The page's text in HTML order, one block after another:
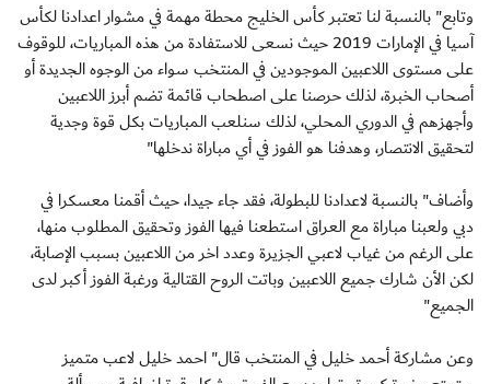
وتابع" بالنسبة لنا تعتبر كأس الخليج محطة مهمة في مشوار اعدادنا لكأس
آسيا في الإمارات 2019 حيث نسعى للاستفادة من هذه المباريات، للوقوف
على مستوى اللاعبين الموجودين في المنتخب سواء من الوجوه الجديدة أو
أصحاب الخبرة، لذلك حرصنا على اصطحاب قائمة تضم أبرز اللاعبين
وأجهزهم في الدوري المحلي، لذلك سنلعب المباريات بكل قوة وجدية
لتحقيق الانتصار، وهدفنا هو الفوز في أي مباراة ندخلها"
وأضاف" بالنسبة لاعدادنا للبطولة، فقد جاء جيدا، حيث أقمنا معسكرا في
دبي ولعبنا مباراة مع العراق استطعنا فيها الفوز وتحقيق المطلوب منها،
على الرغم من غياب لاعبي الجزيرة وعدد اخر من اللاعبين بسبب الإصابة،
لكن الأن شارك جميع اللاعبين وباتت الروح القتالية ورغبة الفوز أكبر لدى
الجميع"
وعن مشاركة أحمد خليل في المنتخب قال" احمد خليل لاعب متميز